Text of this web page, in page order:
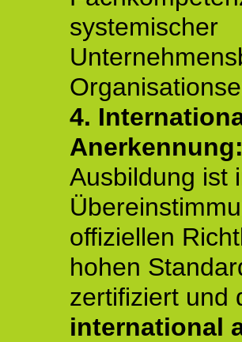
systemischer
4.
Anerkennung:
Ausbildung ist
offiziellen
hohen
zertifiziert und
international